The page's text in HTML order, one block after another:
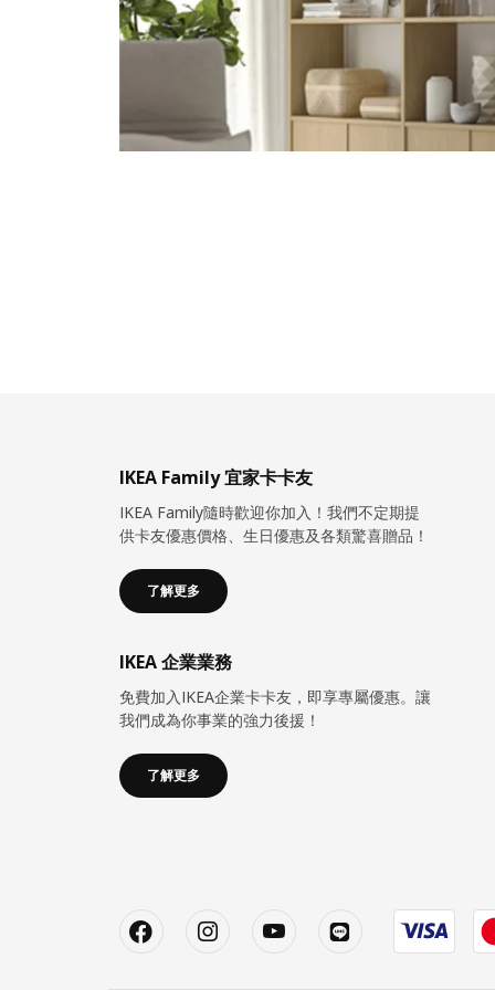
IKEA Family 宜家卡卡友
IKEA Family隨時歡迎你加入！我們不定期提
供卡友優惠價格、生日優惠及各類驚喜贈品！
了解更多
IKEA 企業業務
免費加入IKEA企業卡卡友，即享專屬優惠。讓
我們成為你事業的強力後援！
了解更多